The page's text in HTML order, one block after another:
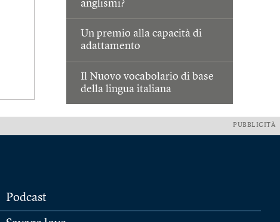
anglismi?
Un premio alla capacità di
adattamento
Il Nuovo vocabolario di base
della lingua italiana
PUBBLICITÀ
Podcast